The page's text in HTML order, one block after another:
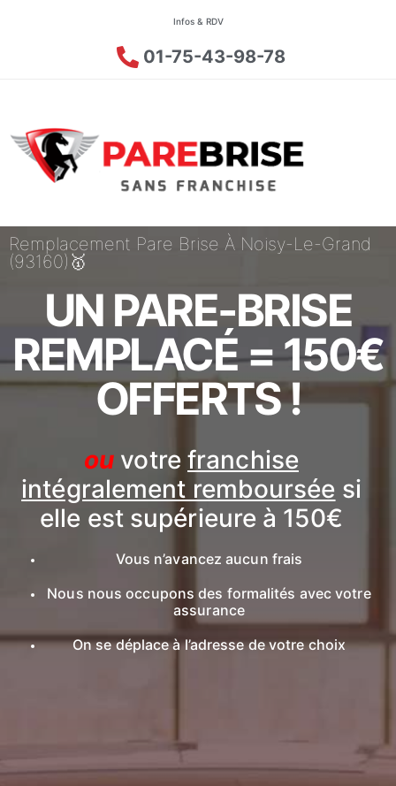
Infos & RDV
01-75-43-98-78
Remplacement Pare Brise À Noisy-Le-Grand
(93160)🥇
UN PARE-BRISE
REMPLACÉ = 150€
OFFERTS !
ou votre franchise
intégralement remboursée si
elle est supérieure à 150€
Vous n’avancez aucun frais
Nous nous occupons des formalités avec votre
assurance
On se déplace à l’adresse de votre choix